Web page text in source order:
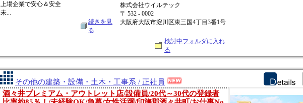
上場企業で安心＆安全
未...
続きを見
る
株式会社ウイルテック
〒 532 - 0002
大阪府大阪市淀川区東三国4丁目3番1号
検討中フォルダに入れ
る
その他の建築・設備・土木・工事系 / 正社員
酒々井プレミアム・アウトレット店/設備員/20代～30代の登録者